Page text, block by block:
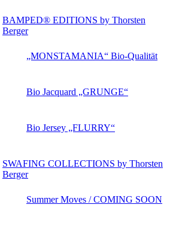
BAMPED® EDITIONS by Thorsten
Berger
„MONSTAMANIA“ Bio-Qualität
Bio Jacquard „GRUNGE“
Bio Jersey „FLURRY“
SWAFING COLLECTIONS by Thorsten
Berger
Summer Moves / COMING SOON